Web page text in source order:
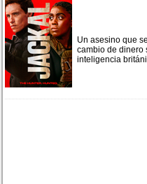
Un asesino que
cambio de dinero
inteligencia